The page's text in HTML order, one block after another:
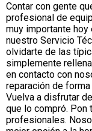
Contar con gente
profesional de
muy importante hoy
nuestro Servicio
olvidarte de las
simplemente
en contacto con
reparación de
Vuelva a disfrutar
que lo compró. Pon
profesionales.